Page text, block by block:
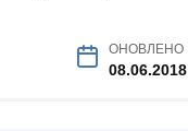
ОНОВЛЕНО
08.06.2018